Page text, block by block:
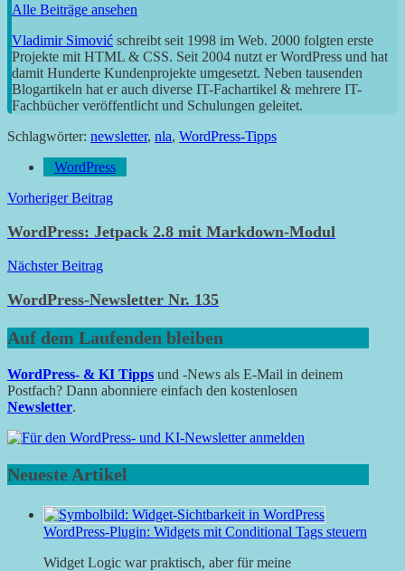
Alle Beiträge ansehen
Vladimir Simović schreibt seit 1998 im Web. 2000 folgten erste
Projekte mit HTML & CSS. Seit 2004 nutzt er WordPress und hat
damit Hunderte Kundenprojekte umgesetzt. Neben tausenden
Blogartikeln hat er auch diverse IT-Fachartikel & mehrere IT-
Fachbücher veröffentlicht und Schulungen geleitet.
Schlagwörter: newsletter, nla, WordPress-Tipps
WordPress
Beitragsnavigation
Vorheriger Beitrag
WordPress: Jetpack 2.8 mit Markdown-Modul
Nächster Beitrag
WordPress-Newsletter Nr. 135
Auf dem Laufenden bleiben
WordPress- & KI Tipps und -News als E-Mail in deinem
Postfach? Dann abonniere einfach den kostenlosen
Newsletter.
Neueste Artikel
WordPress-Plugin: Widgets mit Conditional Tags steuern
Widget Logic war praktisch, aber für meine